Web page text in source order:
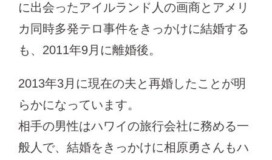
に出会ったアイルランド人の画商とアメリ
カ同時多発テロ事件をきっかけに結婚する
も、2011年9月に離婚後。
2013年3月に現在の夫と再婚したことが明
らかになっています。
相手の男性はハワイの旅行会社に務める一
般人で、結婚をきっかけに相原勇さんもハ